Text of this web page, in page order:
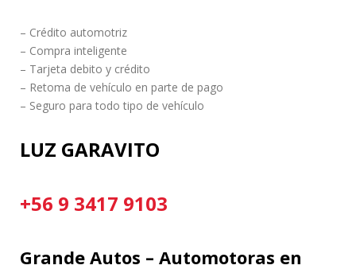
– Crédito automotriz
– Compra inteligente
– Tarjeta debito y crédito
– Retoma de vehículo en parte de pago
– Seguro para todo tipo de vehículo
LUZ GARAVITO
+56 9 3417 9103
Grande Autos – Automotoras en